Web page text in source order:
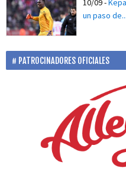
10/09-
un paso de...
PATROCINADORES OFICIALES